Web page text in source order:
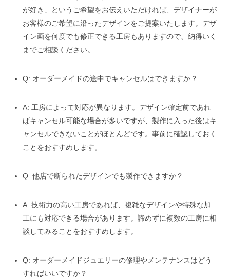
が好き」というご希望をお伝えいただければ、デザイナーが
お客様のご希望に沿ったデザインをご提案いたします。デザ
イン画を何度でも修正できる工房もありますので、納得いく
までご相談ください。
Q: オーダーメイドの途中でキャンセルはできますか？
A: 工房によって対応が異なります。デザイン確定前であれ
ばキャンセル可能な場合が多いですが、製作に入った後はキ
ャンセルできないことがほとんどです。事前に確認しておく
ことをおすすめします。
Q: 他店で断られたデザインでも製作できますか？
A: 技術力の高い工房であれば、複雑なデザインや特殊な加
工にも対応できる場合があります。諦めずに複数の工房に相
談してみることをおすすめします。
Q: オーダーメイドジュエリーの修理やメンテナンスはどう
すればいいですか？